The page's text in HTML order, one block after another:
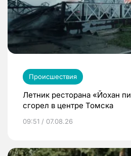
Происшествия
Летник ресторана «Йохан
сгорел в центре Томска
09:51 / 07.08.26